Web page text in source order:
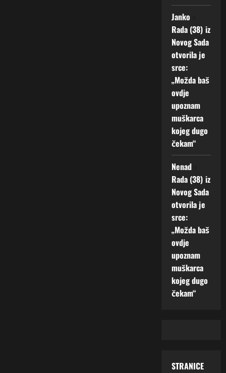
Janko
Rada (38) iz
Novog Sada
otvorila je
srce:
„Možda baš
ovdje
upoznam
muškarca
kojeg dugo
čekam“
Nenad
Rada (38) iz
Novog Sada
otvorila je
srce:
„Možda baš
ovdje
upoznam
muškarca
kojeg dugo
čekam“
STRANICE